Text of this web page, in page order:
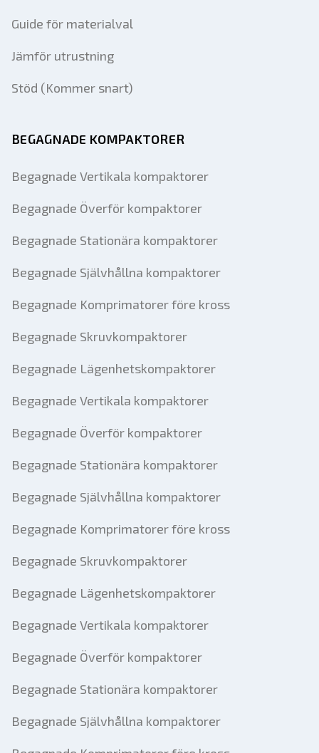
Guide för materialval
Jämför utrustning
Stöd (Kommer snart)
BEGAGNADE KOMPAKTORER
Begagnade Vertikala kompaktorer
Begagnade Överför kompaktorer
Begagnade Stationära kompaktorer
Begagnade Självhållna kompaktorer
Begagnade Komprimatorer före kross
Begagnade Skruvkompaktorer
Begagnade Lägenhetskompaktorer
Begagnade Vertikala kompaktorer
Begagnade Överför kompaktorer
Begagnade Stationära kompaktorer
Begagnade Självhållna kompaktorer
Begagnade Komprimatorer före kross
Begagnade Skruvkompaktorer
Begagnade Lägenhetskompaktorer
Begagnade Vertikala kompaktorer
Begagnade Överför kompaktorer
Begagnade Stationära kompaktorer
Begagnade Självhållna kompaktorer